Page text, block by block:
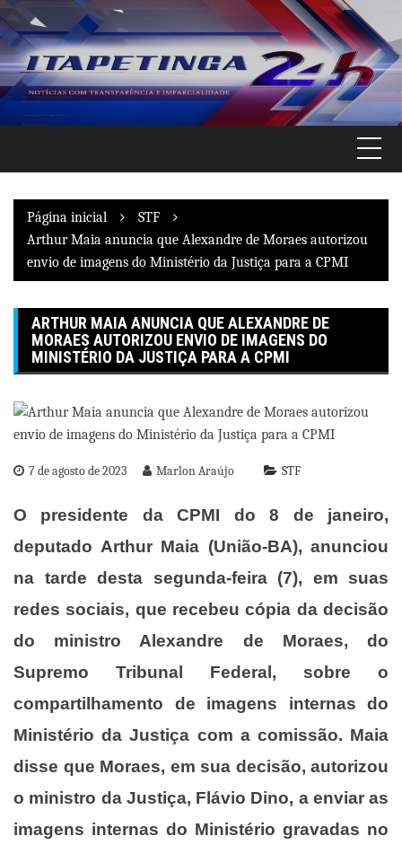
Pular
para
o
conteúdo
Página inicial
STF
Arthur Maia anuncia que Alexandre de Moraes autorizou
envio de imagens do Ministério da Justiça para a CPMI
ARTHUR MAIA ANUNCIA QUE ALEXANDRE DE
MORAES AUTORIZOU ENVIO DE IMAGENS DO
MINISTÉRIO DA JUSTIÇA PARA A CPMI
7 de agosto de 2023 Marlon Araújo STF
O presidente da CPMI do 8 de janeiro,
deputado Arthur Maia (União-BA), anunciou
na tarde desta segunda-feira (7), em suas
redes sociais, que recebeu cópia da decisão
do ministro Alexandre de Moraes, do
Supremo Tribunal Federal, sobre o
compartilhamento de imagens internas do
Ministério da Justiça com a comissão. Maia
disse que Moraes, em sua decisão, autorizou
o ministro da Justiça, Flávio Dino, a enviar as
imagens internas do Ministério gravadas no